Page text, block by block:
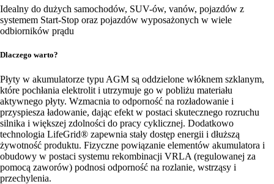
Idealny do dużych samochodów, SUV-ów, vanów, pojazdów z
systemem Start-Stop oraz pojazdów wyposażonych w wiele
odbiorników prądu
Dlaczego warto?
Płyty w akumulatorze typu AGM są oddzielone włóknem szklanym,
które pochłania elektrolit i utrzymuje go w pobliżu materiału
aktywnego płyty. Wzmacnia to odporność na rozładowanie i
przyspiesza ładowanie, dając efekt w postaci skutecznego rozruchu
silnika i większej zdolności do pracy cyklicznej. Dodatkowo
technologia LifeGrid® zapewnia stały dostęp energii i dłuższą
żywotność produktu. Fizyczne powiązanie elementów akumulatora i
obudowy w postaci systemu rekombinacji VRLA (regulowanej za
pomocą zaworów) podnosi odporność na rozlanie, wstrząsy i
przechylenia.